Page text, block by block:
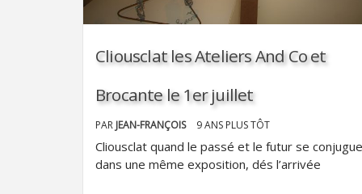
Cliousclat les Ateliers And Co et
Brocante le 1er juillet
PAR JEAN-FRANÇOIS 9 ANS PLUS TÔT
Cliousclat quand le passé et le futur se
dans une même exposition, dés l’arrivée